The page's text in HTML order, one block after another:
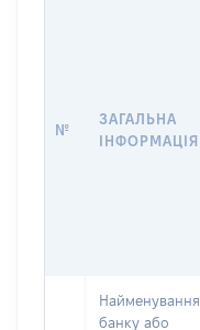
№
ЗАГАЛЬНА
ІНФОРМАЦІЯ
Найменування
банку або